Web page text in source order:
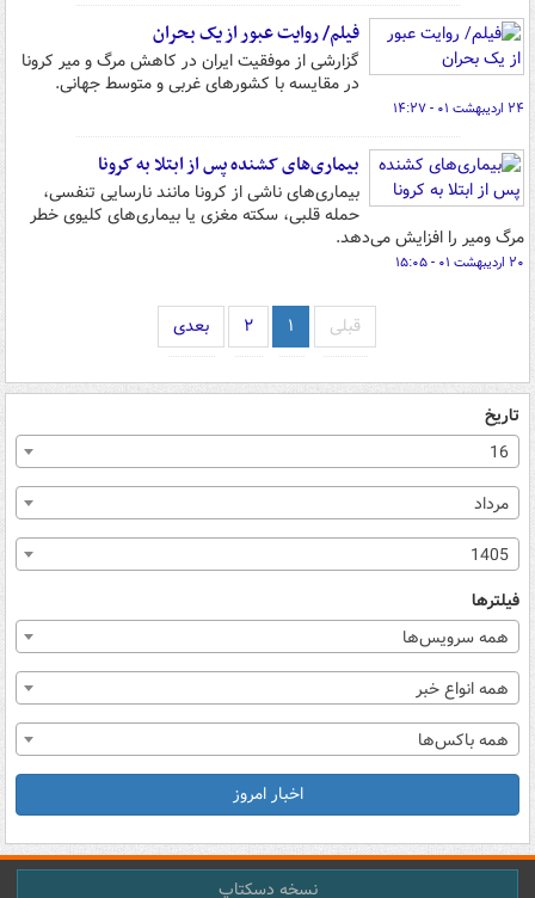
فیلم/ روایت عبور از یک بحران‌
گزارشی از موفقیت ایران در کاهش مرگ و میر کرونا
در مقایسه با کشورهای غربی و متوسط جهانی.
۲۴ اردیبهشت ۰۱ - ۱۴:۲۷
بیماری‌های کشنده پس از ابتلا به کرونا
بیماری‌های ناشی از کرونا مانند نارسایی تنفسی،
حمله قلبی، سکته مغزی یا بیماری‌های کلیوی خطر
مرگ ومیر را افزایش می‌دهد.
۲۰ اردیبهشت ۰۱ - ۱۵:۰۵
قبلی ۱ ۲ بعدی
تاریخ
16
مرداد
1405
فیلترها
همه سرویس‌ها
همه انواع خبر
همه باکس‌ها
اخبار امروز
نسخه دسکتاپ